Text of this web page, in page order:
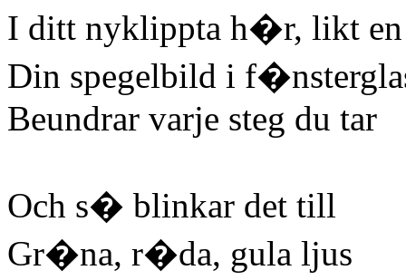
I ditt nyklippta h�r, likt
Din spegelbild i
Beundrar varje steg du tar
Och s� blinkar det till
Gr�na, r�da, gula ljus